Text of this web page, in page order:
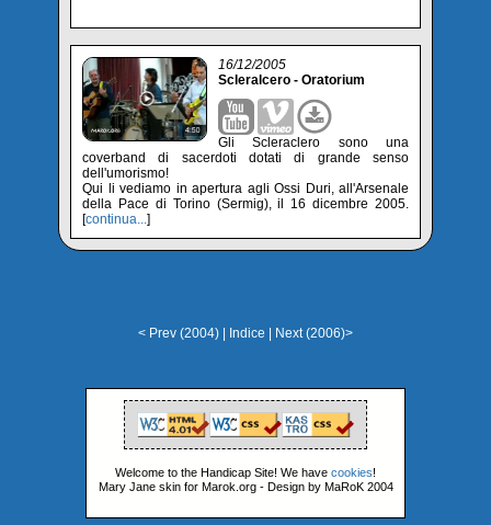
16/12/2005
Scleralcero - Oratorium
Gli Scleraclero sono una
coverband di sacerdoti dotati di grande senso
dell'umorismo!
Qui li vediamo in apertura agli Ossi Duri, all'Arsenale
della Pace di Torino (Sermig), il 16 dicembre 2005.
[continua...]
< Prev (2004) Indice Next (2006)>
Welcome to the Handicap Site! We have cookies!
Mary Jane skin for Marok.org - Design by MaRoK 2004